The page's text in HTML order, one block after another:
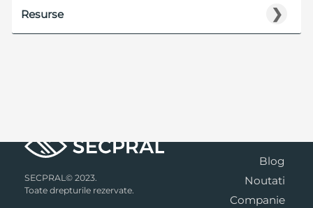
❯
Resurse
SECPRAL© 2023.
Toate drepturile rezervate.
Blog
Noutati
Companie